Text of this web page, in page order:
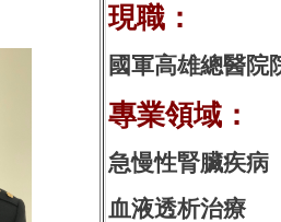
現
國軍高雄總醫院
專業領域：
急慢性腎臟疾病
血液透析治療